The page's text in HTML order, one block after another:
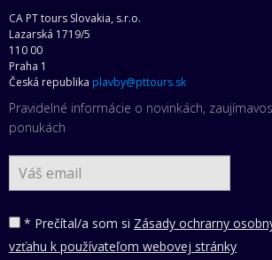
CA PT tours Slovakia, s.r.o.
Lazarská 1719/5
110 00
Praha 1
Česká republika plavby@pttours.sk
Pravidelné informácie o novinkách,
ponukách
* Prečítal/a som si Zásady ochrarny
vzťahu k používateľom webovej stránky